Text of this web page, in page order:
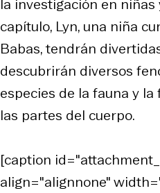
la investigación en niñas
capítulo, Lyn, una niña
Babas, tendrán
descubrirán diversos
especies de la fauna y
las partes del cuerpo.
[caption
align="alignnone"